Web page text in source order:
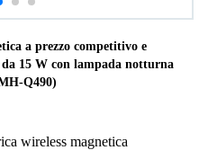
a prezzo competitivo e
15 W con lampada notturna
Q490)
wireless magnetica